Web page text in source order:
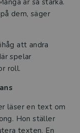
är så starka.
dem, säger
att andra
spelar
roll.
läser en text om
Hon ställer
texten. En